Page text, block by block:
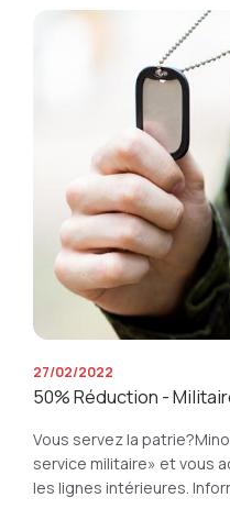
27/02/2022
50% Réduction -
Vous servez la
service militaire» et vous
les lignes intérieures.